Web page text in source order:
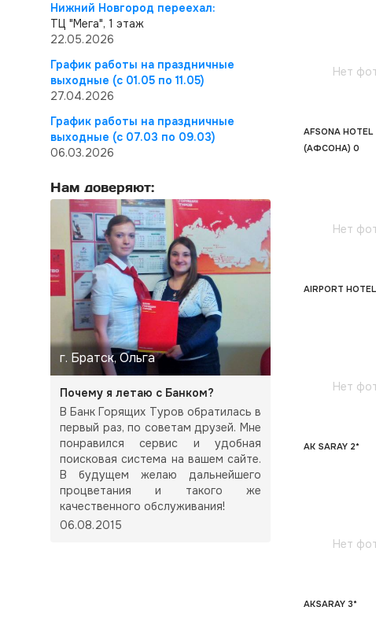
Нижний Новгород переехал:
ТЦ "Мега", 1 этаж
22.05.2026
График работы на праздничные
выходные (с 01.05 по 11.05)
27.04.2026
График работы на праздничные
выходные (с 07.03 по 09.03)
06.03.2026
Нам доверяют:
г. Братск, Ольга
Почему я летаю с Банком?
В Банк Горящих Туров обратилась в
первый раз, по советам друзей. Мне
понравился сервис и удобная
поисковая система на вашем сайте.
В будущем желаю дальнейшего
процветания и такого же
качественного обслуживания!
06.08.2015
Нет
AFSONA HOTEL
(АФСОНА) 0
Нет
AIRPORT
Нет
AK SARAY 2*
Нет
AKSARAY 3*